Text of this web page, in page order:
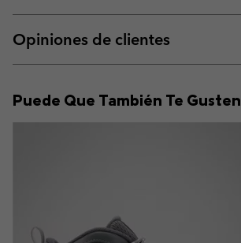
Opiniones de clientes
Puede Que También Te Gusten